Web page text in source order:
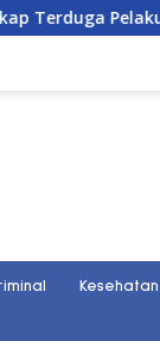
Pelecehan
Kesehatan